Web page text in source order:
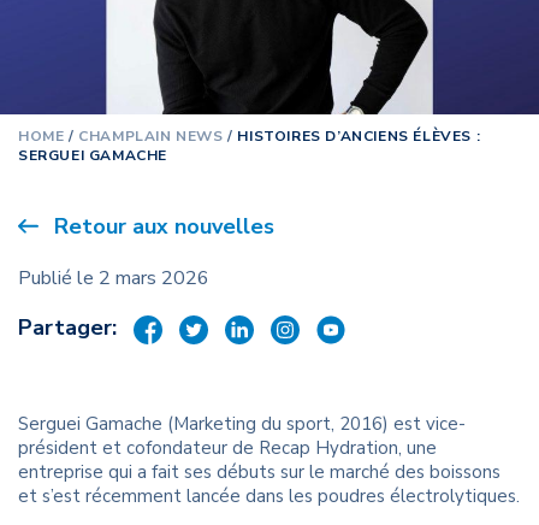
HOME / CHAMPLAIN NEWS / HISTOIRES D’ANCIENS ÉLÈVES :
SERGUEI GAMACHE
Retour aux nouvelles
Publié le 2 mars 2026
Partager:
Serguei Gamache (Marketing du sport, 2016) est vice-
président et cofondateur de Recap Hydration, une
entreprise qui a fait ses débuts sur le marché des boissons
et s’est récemment lancée dans les poudres électrolytiques.